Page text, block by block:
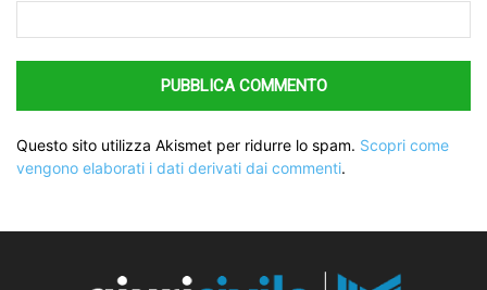
Questo sito utilizza Akismet per ridurre lo spam. Scopri come
vengono elaborati i dati derivati dai commenti.